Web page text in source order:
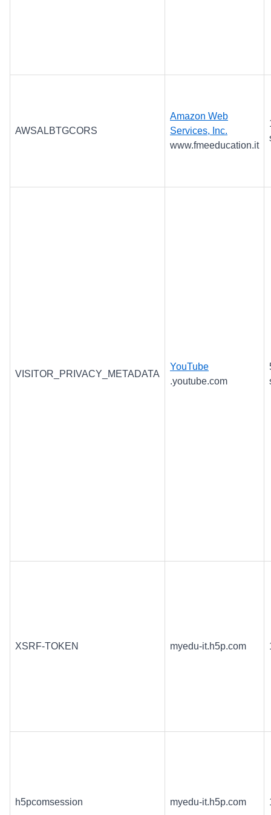
AWSALBTGCORS
Amazon Web
Services, Inc.
www.fmeeducation.it
VISITOR_PRIVACY_METADATA
YouTube
.youtube.com
XSRF-TOKEN myedu-it.h5p.com
h5pcomsession myedu-it.h5p.com